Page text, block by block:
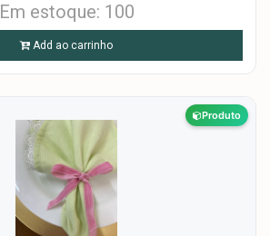
Em estoque: 100
Add ao carrinho
Produto